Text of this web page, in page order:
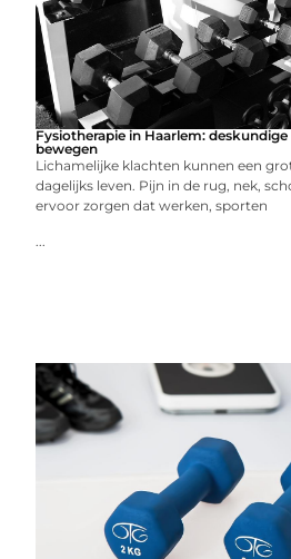
Fysiotherapie in Haarlem:
bewegen
Lichamelijke klachten kunnen een
dagelijks leven. Pijn in de rug, nek,
ervoor zorgen dat werken, sporten
...